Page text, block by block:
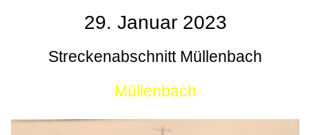
29. Januar 2023
Streckenabschnitt Müllenbach
Müllenbach